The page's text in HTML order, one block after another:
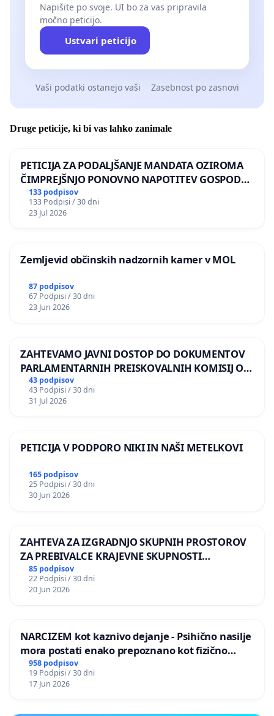
Napišite po svoje. UI bo za vas pripravila
močno peticijo.
Ustvari peticijo
Vaši podatki ostanejo vaši Zasebnost po zasnovi
Druge peticije, ki bi vas lahko zanimale
PETICIJA ZA PODALJŠANJE MANDATA OZIROMA
ČIMPREJŠNJO PONOVNO NAPOTITEV GOSPODA
BERNARDA ŠRAJNERJA NA VELEPOSLANIŠTVO
REPUBLIKE SLOVENIJE V MOSKVI
133 podpisov
133 Podpisi / 30 dni
23 Jul 2026
Zemljevid občinskih nadzornih kamer v MOL
87 podpisov
67 Podpisi / 30 dni
23 Jun 2026
ZAHTEVAMO JAVNI DOSTOP DO DOKUMENTOV
PARLAMENTARNIH PREISKOVALNIH KOMISIJ O
ILEGALNI TRGOVINI Z OROŽJEM
43 podpisov
43 Podpisi / 30 dni
31 Jul 2026
PETICIJA V PODPORO NIKI IN NAŠI METELKOVI
165 podpisov
25 Podpisi / 30 dni
30 Jun 2026
ZAHTEVA ZA IZGRADNJO SKUPNIH PROSTOROV
ZA PREBIVALCE KRAJEVNE SKUPNOSTI
PRESTRANEK
85 podpisov
22 Podpisi / 30 dni
20 Jun 2026
NARCIZEM kot kaznivo dejanje - Psihično nasilje
mora postati enako prepoznano kot fizično
nasilje
958 podpisov
19 Podpisi / 30 dni
17 Jun 2026